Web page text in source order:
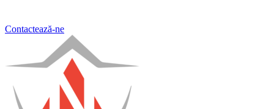
Contactează-ne